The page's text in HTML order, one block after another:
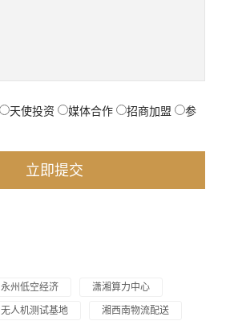
天使投资 媒体合作 招商加盟
参
永州低空经济
潇湘算力中心
无人机测试基地
湘西南物流配送